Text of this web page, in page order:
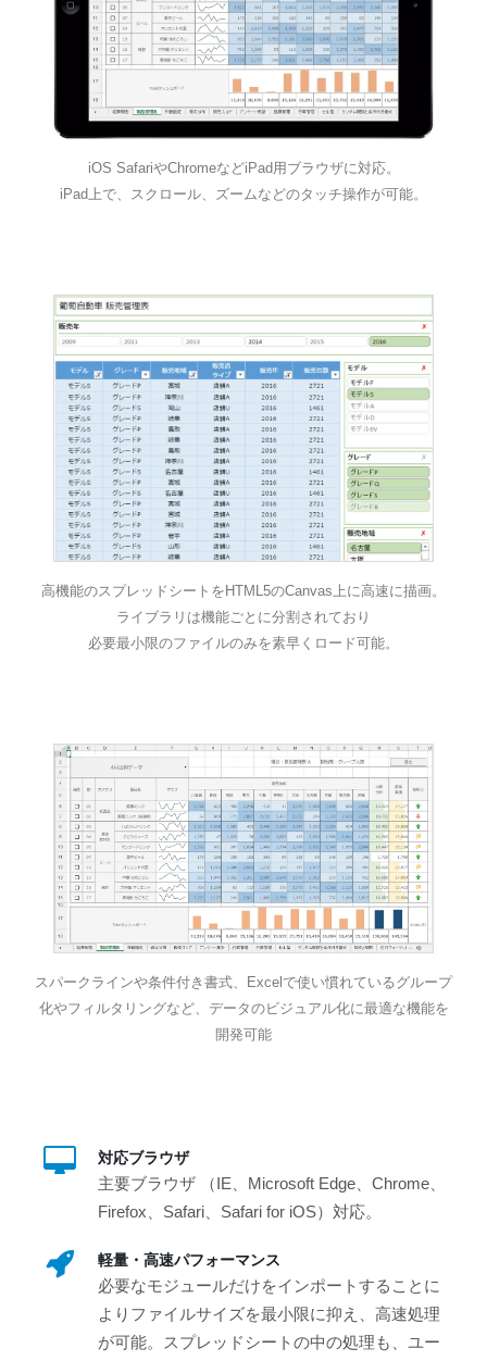
iOS SafariやChromeなどiPad用ブラウザに対応。
iPad上で、スクロール、ズームなどのタッチ操作が可能。
高機能のスプレッドシートをHTML5のCanvas上に高速に描画。
ライブラリは機能ごとに分割されており
必要最小限のファイルのみを素早くロード可能。
スパークラインや条件付き書式、Excelで使い慣れているグループ
化やフィルタリングなど、データのビジュアル化に最適な機能を
開発可能
対応ブラウザ
主要ブラウザ （IE、Microsoft Edge、Chrome、
Firefox、Safari、Safari for iOS）対応。
軽量・高速パフォーマンス
必要なモジュールだけをインポートすることに
よりファイルサイズを最小限に抑え、高速処理
が可能。スプレッドシートの中の処理も、ユー